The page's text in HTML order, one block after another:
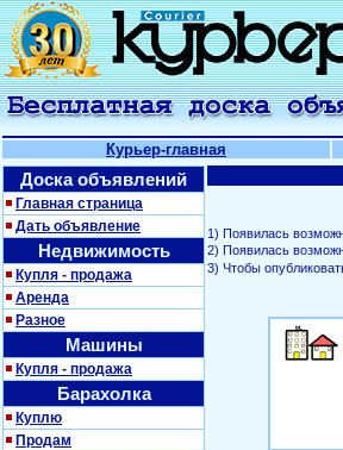
Курьер-главная
Доска объявлений
Главная страница
Дать объявление
Недвижимость
Купля - продажа
Аренда
Разное
Машины
Купля - продажа
Барахолка
Куплю
Продам
1) Появилась
2) Появилась
3) Чтобы